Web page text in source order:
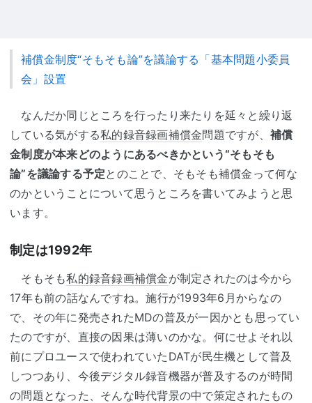
補償金制度“そもそも論”を議論する「基本問題小委員
会」設置
なんだか同じところを行ったり来たりを延々と繰り返
している気がする私的録音録画補償金問題ですが、 補償
金制度が本来どのようにあるべきかという“そもそも
論”を議論する予定とのことで、そもそも補償金って何な
のかということについて思うところを書いてみようと思
います。
制定は1992年
そもそも私的録音録画補償金が制定されたのは今から
17年も前の話なんですね。施行が1993年6月からなの
で、その年に発売されたMDの普及が一因かとも思ってい
たのですが、直接の因果は薄いのかな。何にせよそれ以
前にプロユースで使われていたDATが民生機として普及
しつつあり、今後デジタル録音機器が普及するのが時間
の問題となった、そんな時代背景の中で策定されたもの